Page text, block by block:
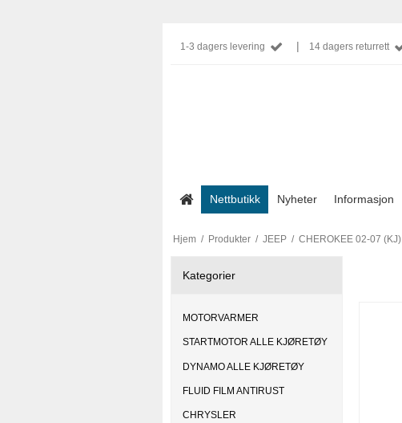
1-3 dagers levering | 14 dagers returrett
Nettbutikk Nyheter Informasjon
Hjem / Produkter / JEEP / CHEROKEE 02-07 (KJ)
Kategorier
MOTORVARMER
STARTMOTOR ALLE KJØRETØY
DYNAMO ALLE KJØRETØY
FLUID FILM ANTIRUST
CHRYSLER